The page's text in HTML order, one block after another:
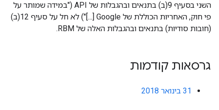
השני בסעיף 9(ב) בתנאים ובהגבלות של API ("במידה שמותר על
פי חוק, האחריות הכוללת של Google [...]") לא חל על סעיף 12(ב)
(חובות סודיות) בתנאים ובהגבלות האלה של RBM.
גרסאות קודמות
31 בינואר 2018